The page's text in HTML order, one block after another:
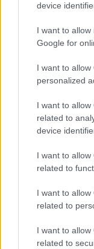
device
I want to
Google for
I want to
personalized
I want to
related to
device
I want to
related to
I want to
related to
I want to
related to
kötelező” – 50
Klein Dávid
„Téged. Engem.